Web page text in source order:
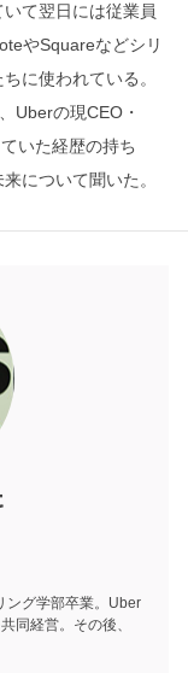
て翌日には従業員
やSquareなどシリ
に使われている。
Uberの現CEO・
いた経歴の持ち
について聞いた。
グ学部卒業。Uber
同経営。その後、